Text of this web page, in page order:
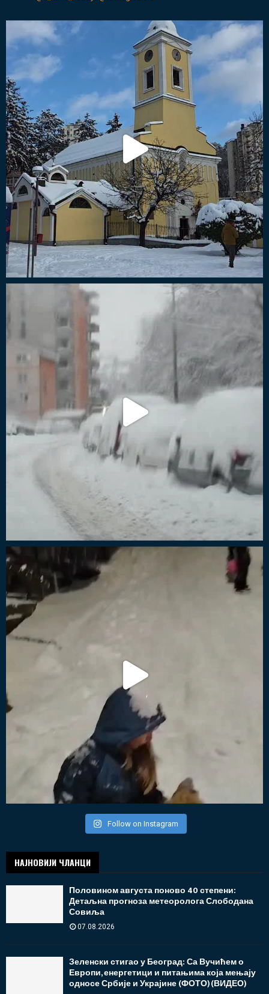
Follow on Instagram
НАЈНОВИЈИ ЧЛАНЦИ
Половином августа поново 40 степени:
Детаљна прогноза метеоролога Слободана
Совиља
07.08.2026
Зеленски стигао у Београд: Са Вучићем о
Европи, енергетици и питањима која мењају
односе Србије и Украјине (ФОТО)(ВИДЕО)